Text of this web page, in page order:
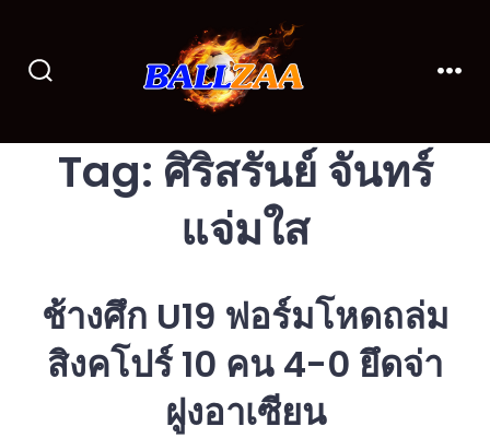
content
Tag: ศิริสรันย์ จันทร์
แจ่มใส
ช้างศึก U19 ฟอร์มโหดถล่ม
สิงคโปร์ 10 คน 4-0 ยึดจ่า
ฝูงอาเซียน